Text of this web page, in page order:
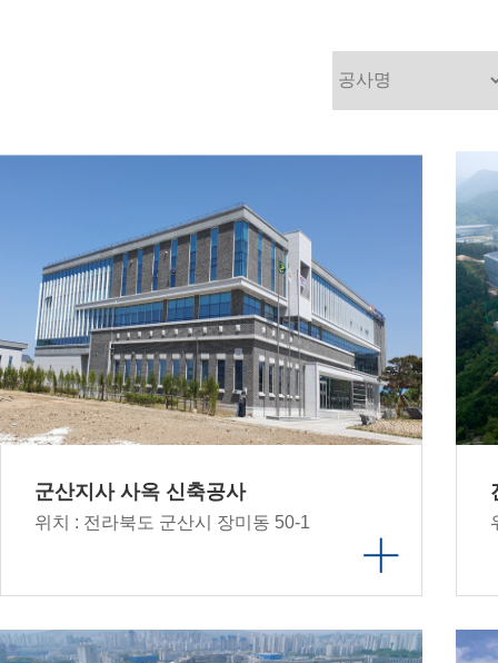
군산지사 사옥 신축공사
위치 : 전라북도 군산시 장미동 50-1